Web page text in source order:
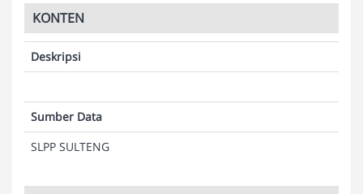
KONTEN
Deskripsi
Sumber Data
SLPP SULTENG